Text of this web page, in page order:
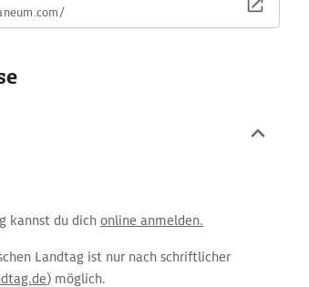
Gartens und der Stadt.
kannst du dich online anmelden.
Landtag ist nur nach schriftlicher
) möglich.